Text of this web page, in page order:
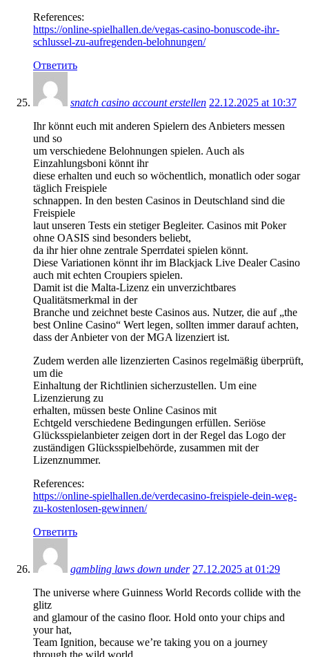
References:
https://online-spielhallen.de/vegas-casino-bonuscode-ihr-
schlussel-zu-aufregenden-belohnungen/
Ответить
snatch casino account erstellen 22.12.2025 at 10:37
Ihr könnt euch mit anderen Spielern des Anbieters messen
und so
um verschiedene Belohnungen spielen. Auch als
Einzahlungsboni könnt ihr
diese erhalten und euch so wöchentlich, monatlich oder sogar
täglich Freispiele
schnappen. In den besten Casinos in Deutschland sind die
Freispiele
laut unseren Tests ein stetiger Begleiter. Casinos mit Poker
ohne OASIS sind besonders beliebt,
da ihr hier ohne zentrale Sperrdatei spielen könnt.
Diese Variationen könnt ihr im Blackjack Live Dealer Casino
auch mit echten Croupiers spielen.
Damit ist die Malta-Lizenz ein unverzichtbares
Qualitätsmerkmal in der
Branche und zeichnet beste Casinos aus. Nutzer, die auf „the
best Online Casino“ Wert legen, sollten immer darauf achten,
dass der Anbieter von der MGA lizenziert ist.
Zudem werden alle lizenzierten Casinos regelmäßig überprüft,
um die
Einhaltung der Richtlinien sicherzustellen. Um eine
Lizenzierung zu
erhalten, müssen beste Online Casinos mit
Echtgeld verschiedene Bedingungen erfüllen. Seriöse
Glücksspielanbieter zeigen dort in der Regel das Logo der
zuständigen Glücksspielbehörde, zusammen mit der
Lizenznummer.
References:
https://online-spielhallen.de/verdecasino-freispiele-dein-weg-
zu-kostenlosen-gewinnen/
Ответить
gambling laws down under 27.12.2025 at 01:29
The universe where Guinness World Records collide with the
glitz
and glamour of the casino floor. Hold onto your chips and
your hat,
Team Ignition, because we’re taking you on a journey
through the wild world